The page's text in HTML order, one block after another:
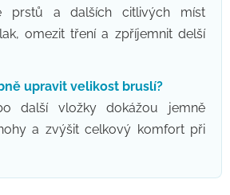
prstů a dalších citlivých míst
omezit tření a zpříjemnit delší
upravit velikost bruslí?
další vložky dokážou jemně
a zvýšit celkový komfort při